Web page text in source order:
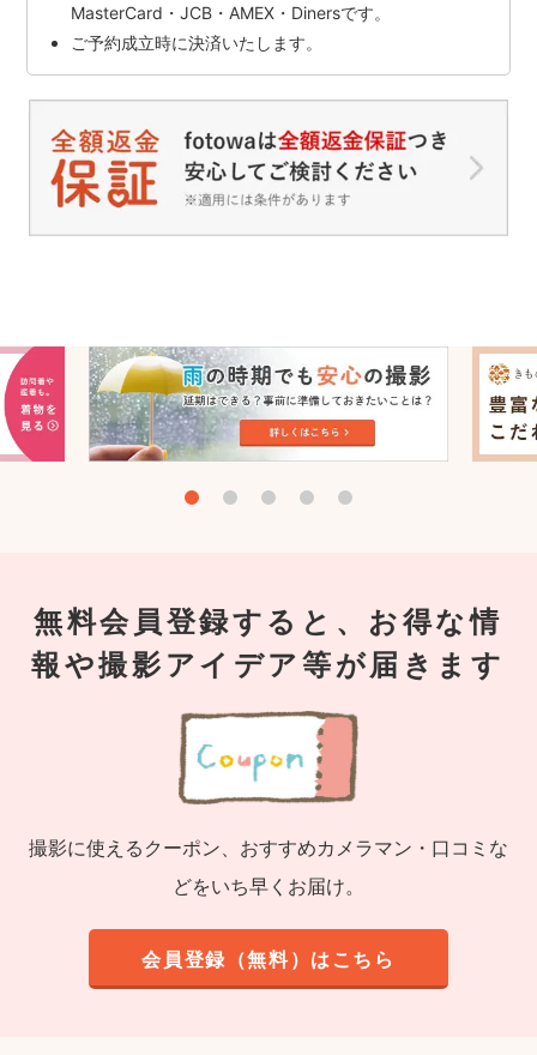
MasterCard・JCB・AMEX・Dinersです。
ご予約成立時に決済いたします。
無料会員登録すると、お得な情
報や撮影アイデア等が届きます
撮影に使えるクーポン、おすすめカメラマン・口コミな
どをいち早くお届け。
会員登録（無料）はこちら